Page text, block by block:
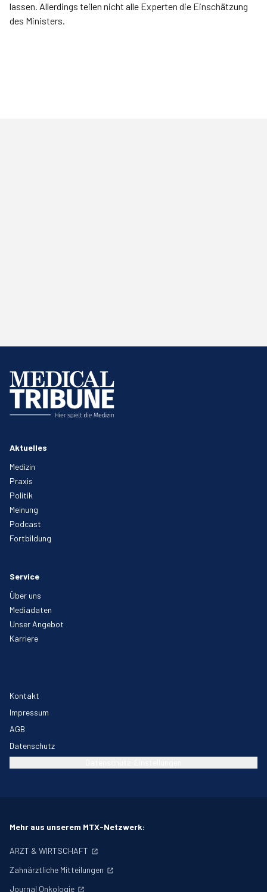
lassen. Allerdings teilen nicht alle Experten die Einschätzung
des Ministers.
Aktuelles
Medizin
Praxis
Politik
Meinung
Podcast
Fortbildung
Service
Über uns
Mediadaten
Unser Angebot
Karriere
Kontakt
Impressum
AGB
Datenschutz
Mehr aus unserem MTX-Netzwerk:
ARZT & WIRTSCHAFT
Zahnärztliche Mitteilungen
Journal Onkologie